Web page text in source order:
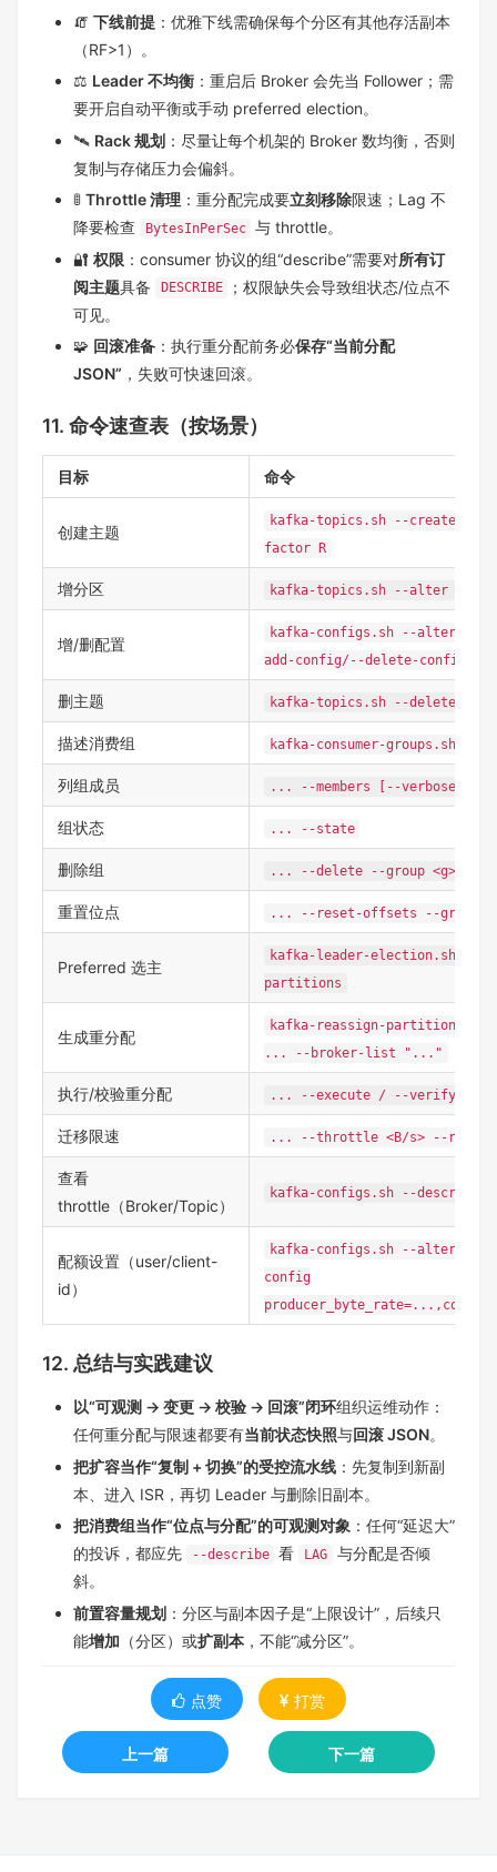
🧯 下线前提 ：优雅下线需确保每个分区有其他存活副本
（RF>1）。
⚖️ Leader 不均衡 ：重启后 Broker 会先当 Follower；需
要开启自动平衡或手动 preferred election。
🛰️ Rack 规划 ：尽量让每个机架的 Broker 数均衡，否则
复制与存储压力会偏斜。
🚦 Throttle 清理 ：重分配完成要立刻移除限速；Lag 不
降要检查
BytesInPerSec 与 throttle。
🔐 权限 ：consumer 协议的组“describe”需要对所有订
阅主题具备 DESCRIBE
；权限缺失会导致组状态/位点不
可见。
🧩 回滚准备 ：执行重分配前务必保存“当前分配
JSON” ，失败可快速回滚。
11. 命令速查表（按场景）
目标 命令
创建主题
kafka-topics.sh --create --
factor R
增分区 kafka-topics.sh --alter --
增/删配置
kafka-configs.sh --alter --
add-config/--delete-config
删主题 kafka-topics.sh --delete --
描述消费组 kafka-consumer-groups.sh --
列组成员 ... --members [--verbose]
组状态 ... --state
删除组 ... --delete --group <g> [--
重置位点 ... --reset-offsets --group
Preferred 选主
kafka-leader-election.sh --
partitions
生成重分配
kafka-reassign-
... --broker-list "..."
执行/校验重分配 ... --execute / --verify --
迁移限速 ... --throttle <B/s> --
查看
throttle（Broker/Topic）
kafka-configs.sh --describe
配额设置（user/client-
id）
kafka-configs.sh --alter --
config
12. 总结与实践建议
以“可观测 → 变更 → 校验 → 回滚”闭环组织运维动作：
任何重分配与限速都要有当前状态快照与回滚 JSON。
把扩容当作“复制 + 切换”的受控流水线 ：先复制到新副
本、进入 ISR，再切 Leader 与删除旧副本。
把消费组当作“位点与分配”的可观测对象 ：任何“延迟大”
的投诉，都应先
--describe 看 LAG
与分配是否倾
斜。
前置容量规划 ：分区与副本因子是“上限设计”，后续只
能增加 （分区）或扩副本 ，不能“减分区”。
点赞 打赏
上一篇 下一篇